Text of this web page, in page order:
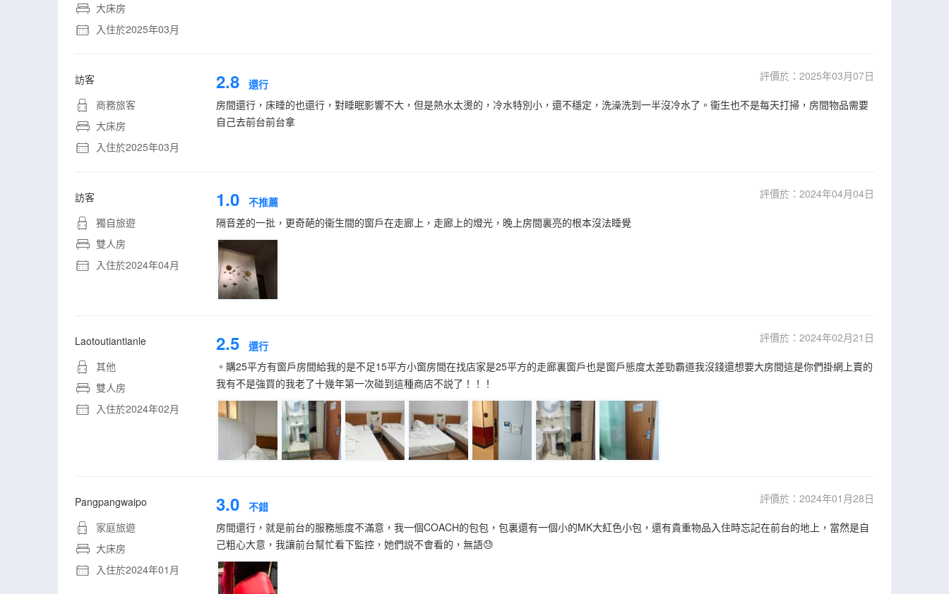
大床房
入住於2025年03月
訪客
商務旅客
大床房
入住於2025年03月
2.8 還行
評價於：2025年03月07日
房間還行，床睡的也還行，對睡眠影響不大，但是熱水太燙的，冷水特別小，還不穩定，洗澡洗到一半沒冷水了。衞生也不是每天打掃，房間物品需要
自己去前台前台拿
訪客
獨自旅遊
雙人房
入住於2024年04月
1.0 不推薦
評價於：2024年04月04日
隔音差的一批，更奇葩的衞生間的窗戶在走廊上，走廊上的燈光，晚上房間裏亮的根本沒法睡覺
Laotoutiantianle
其他
雙人房
入住於2024年02月
2.5 還行
評價於：2024年02月21日
。購25平方有窗戶房間給我的是不足15平方小窗房間在找店家是25平方的走廊裏窗戶也是窗戶態度太差勁霸道我沒錢還想要大房間這是你們掛網上賣的
我有不是強買的我老了十幾年第一次碰到這種商店不説了！！！
Pangpangwaipo
家庭旅遊
大床房
入住於2024年01月
3.0 不錯
評價於：2024年01月28日
房間還行，就是前台的服務態度不滿意，我一個COACH的包包，包裏還有一個小的MK大紅色小包，還有貴重物品入住時忘記在前台的地上，當然是自
己粗心大意，我讓前台幫忙看下監控，她們説不會看的，無語😓